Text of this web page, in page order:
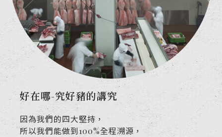
好在哪-究好豬的講究
因為我們的四大堅持，
所以我們能做到100%全程溯源，